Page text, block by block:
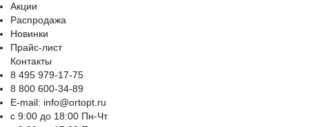
Акции
Распродажа
Новинки
Прайс-лист
Контакты
8 495 979-17-75
8 800 600-34-89
E-mail: info@ortopt.ru
c 9:00 до 18:00 Пн-Чт